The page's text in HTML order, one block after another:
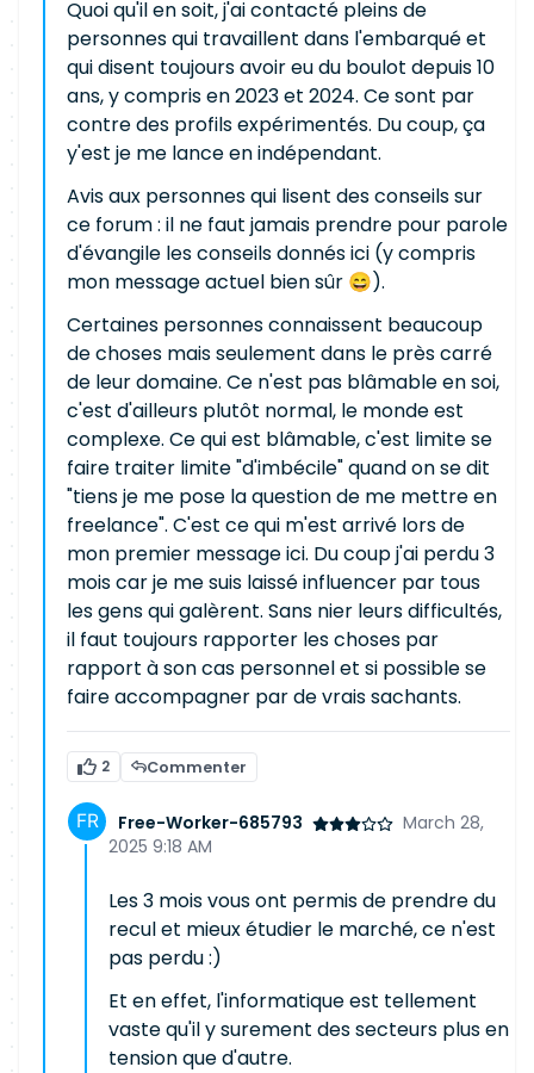
Quoi qu'il en soit, j'ai contacté pleins de
personnes qui travaillent dans l'embarqué et
qui disent toujours avoir eu du boulot depuis 10
ans, y compris en 2023 et 2024. Ce sont par
contre des profils expérimentés. Du coup, ça
y'est je me lance en indépendant.
Avis aux personnes qui lisent des conseils sur
ce forum : il ne faut jamais prendre pour parole
d'évangile les conseils donnés ici (y compris
mon message actuel bien sûr 😄).
Certaines personnes connaissent beaucoup
de choses mais seulement dans le près carré
de leur domaine. Ce n'est pas blâmable en soi,
c'est d'ailleurs plutôt normal, le monde est
complexe. Ce qui est blâmable, c'est limite se
faire traiter limite "d'imbécile" quand on se dit
"tiens je me pose la question de me mettre en
freelance". C'est ce qui m'est arrivé lors de
mon premier message ici. Du coup j'ai perdu 3
mois car je me suis laissé influencer par tous
les gens qui galèrent. Sans nier leurs difficultés,
il faut toujours rapporter les choses par
rapport à son cas personnel et si possible se
faire accompagner par de vrais sachants.
2 Commenter
Free-Worker-685793
March 28,
2025 9:18 AM
Les 3 mois vous ont permis de prendre du
recul et mieux étudier le marché, ce n'est
pas perdu :)
Et en effet, l'informatique est tellement
vaste qu'il y surement des secteurs plus en
tension que d'autre.